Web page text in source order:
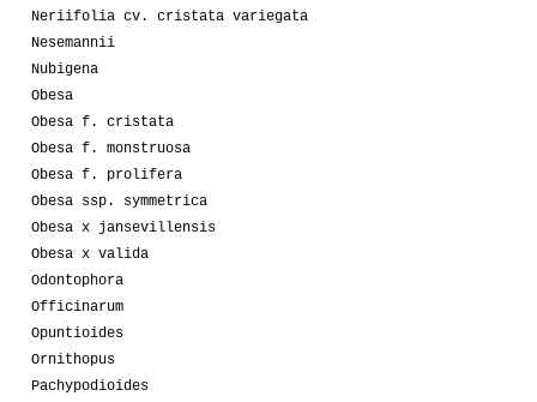
Neriifolia cv. cristata variegata
Nesemannii
Nubigena
Obesa
Obesa f. cristata
Obesa f. monstruosa
Obesa f. prolifera
Obesa ssp. symmetrica
Obesa x jansevillensis
Obesa x valida
Odontophora
Officinarum
Opuntioides
Ornithopus
Pachypodioides